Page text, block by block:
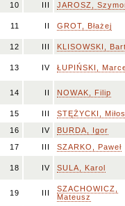
10
III JAROSZ,
11 II GROT, Błażej
12 III KLISOWSKI,
13 IV ŁUPIŃSKI,
14 II NOWAK, Filip
15 III
STĘŻYCKI,
16
IV
BURDA, Igor
17
III SZARKO, Paweł
18 IV SULA, Karol
19 III
SZACHOWICZ,
Mateusz